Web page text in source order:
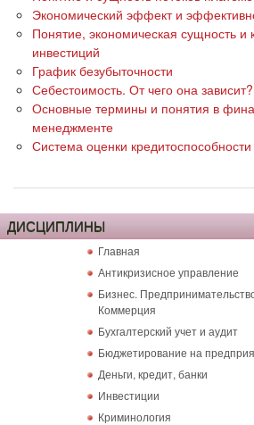
Экономический эффект и
Понятие, экономическая сущность и
инвестиций
График безубыточности
Себестоимость. От чего она зависит?
Основные термины и понятия в
менеджменте
Система оценки
ДИСЦИПЛИНЫ
Главная
Антикризисное управление
Бизнес.
Коммерция
Бухгалтерский учет и аудит
Бюджетирование на
Деньги, кредит, банки
Инвестиции
Криминология